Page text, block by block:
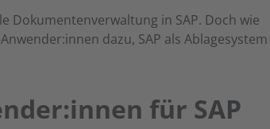
Dokumentenverwaltung in SAP. Doch wie
dazu, SAP als Ablagesystem
für SAP